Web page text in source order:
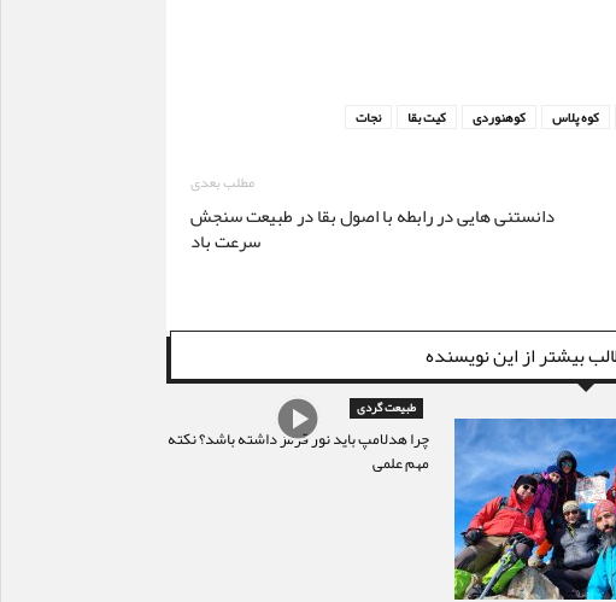
کوه پلاس کوهنوردی کیت بقا نجات
مطلب بعدی
دانستنی هایی در رابطه با اصول بقا در طبیعت سنجش
سرعت باد
بیشتر از این نویسنده
طبیعت گردی
چرا هدلامپ باید نور قرمز داشته باشد؟ نکته
مهم علمی